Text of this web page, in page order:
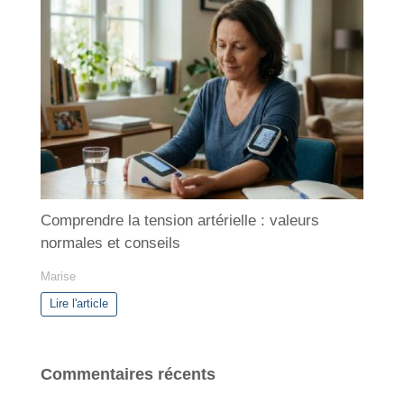
Comprendre la tension artérielle : valeurs
normales et conseils
Marise
Lire l'article
Commentaires récents